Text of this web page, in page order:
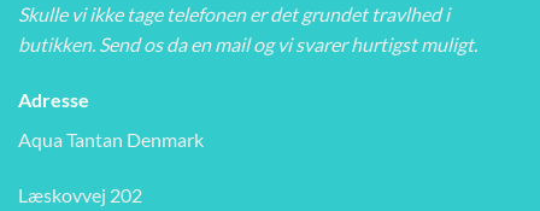
Skulle vi ikke tage telefonen er det grundet travlhed i
butikken. Send os da en mail og vi svarer hurtigst muligt.
Adresse
Aqua Tantan Denmark
Læskovvej 202